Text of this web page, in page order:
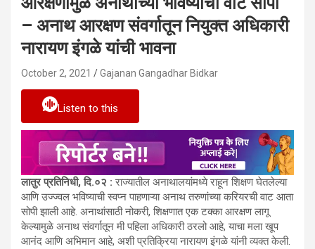
– अनाथ आरक्षण संवर्गातून नियुक्त अधिकारी
नारायण इंगळे यांची भावना
October 2, 2021 Gajanan Gangadhar Bidkar
Listen to this
लातुर प्रतिनिधी, दि.०२ : राज्यातील अनाथालयांमध्ये राहून शिक्षण घेतलेल्या
आणि उज्ज्वल भविष्याची स्वप्न पाहणाऱ्या अनाथ तरुणांच्या करियरची वाट आता
सोपी झाली आहे. अनाथांसाठी नोकरी, शिक्षणात एक टक्का आरक्षण लागू
केल्यामुळे अनाथ संवर्गातून मी पहिला अधिकारी ठरलो आहे, याचा मला खूप
आनंद आणि अभिमान आहे, अशी प्रतिक्रिया नारायण इंगळे यांनी व्यक्त केली.